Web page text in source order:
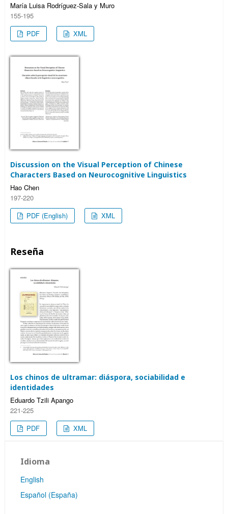
María Luisa Rodríguez-Sala y Muro
155-195
PDF
XML
Discussion on the Visual Perception of Chinese
Characters Based on Neurocognitive Linguistics
Hao Chen
197-220
PDF (English)
XML
Reseña
Los chinos de ultramar: diáspora, sociabilidad e
identidades
Eduardo Tzili Apango
221-225
PDF
XML
Idioma
English
Español (España)